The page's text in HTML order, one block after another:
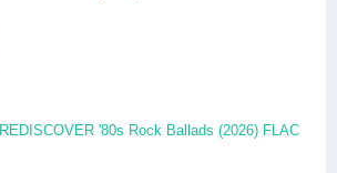
REDISCOVER '80s Rock Ballads (2026) FLAC